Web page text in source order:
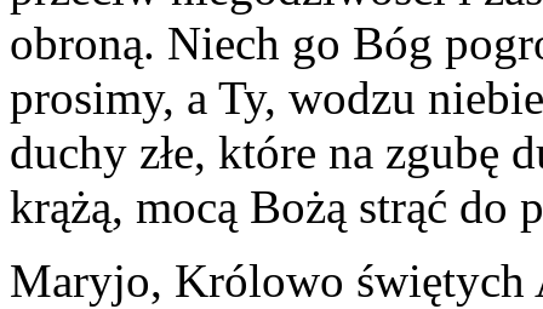
obroną. Niech go Bóg
prosimy, a Ty, wodzu
duchy złe, które na zgubę
krążą, mocą Bożą strąć do
Maryjo, Królowo świętych